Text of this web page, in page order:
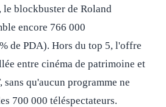
le blockbuster de Roland
encore 766 000
de PDA). Hors du top 5, l'offre
entre cinéma de patrimoine et
sans qu'aucun programme ne
700 000 téléspectateurs.